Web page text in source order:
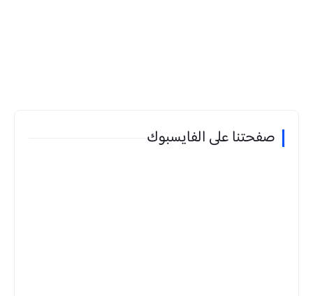
صفحتنا على الفايسبوك